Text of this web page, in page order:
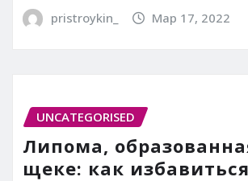
pristroykin_ Мар 17, 2022
UNCATEGORISED
Липома,
щеке: как